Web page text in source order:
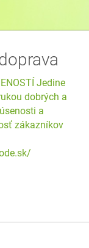
Jedine
dobrých a
a
zákazníkov